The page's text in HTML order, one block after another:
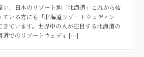
い、日本のリゾート地「北海道」これから結
いる方にも「北海道リゾートウェディン
きています。世界中の人が注目する北海道の
道でのリゾートウェディ […]